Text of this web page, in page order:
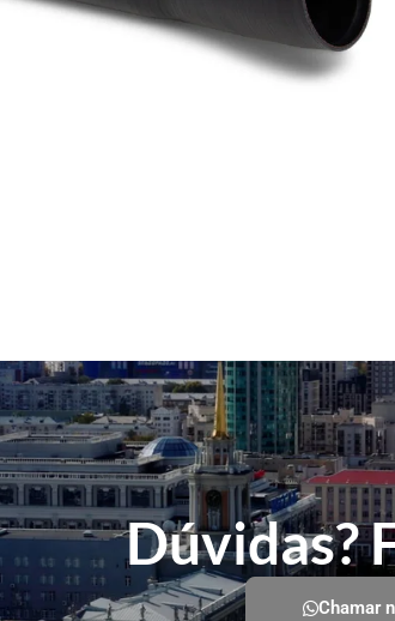
Dúvidas?
Chamar